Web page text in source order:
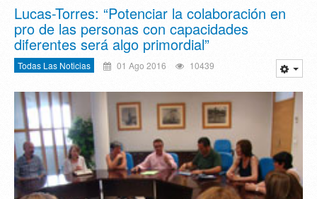
Lucas-Torres: “Potenciar la colaboración en
pro de las personas con capacidades
diferentes será algo primordial”
Todas Las Noticias 01 Ago 2016 10439